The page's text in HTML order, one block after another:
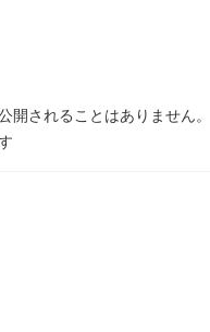
開されることはありません。